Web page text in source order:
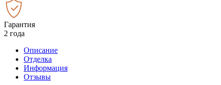
Гарантия
2 года
Описание
Отделка
Информация
Отзывы